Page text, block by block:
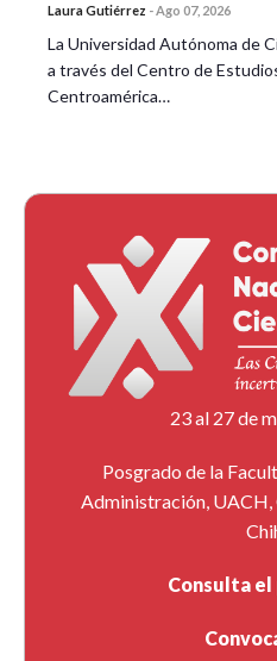
Laura Gutiérrez -Ago 07, 2026
La Universidad Autónoma de
a través del Centro de
Centroamérica…
23 al 27 de
Posgrado de la
Administración, UACH,
Consulta